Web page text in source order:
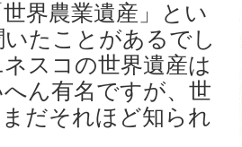
界農業遺産」とい
たことがあるでし
スコの世界遺産は
ん有名ですが、世
だそれほど知られ